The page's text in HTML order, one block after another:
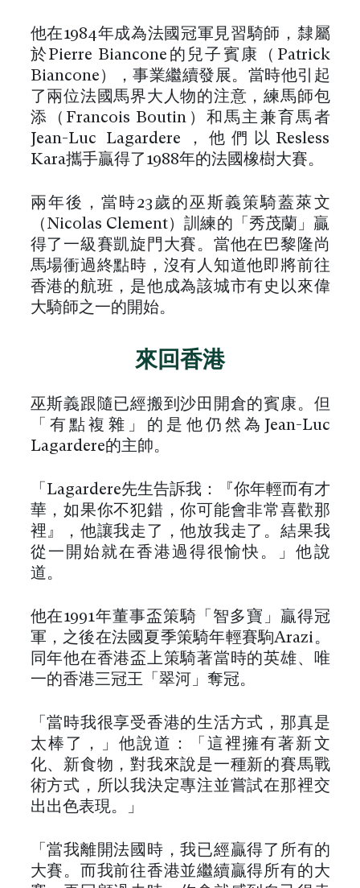
他在1984年成為法國冠軍見習騎師，隸屬
於Pierre Biancone的兒子賓康（Patrick
Biancone），事業繼續發展。當時他引起
了兩位法國馬界大人物的注意，練馬師包
添（Francois Boutin）和馬主兼育馬者
Jean-Luc Lagardere，他們以Resless
Kara攜手贏得了1988年的法國橡樹大賽。
兩年後，當時23歲的巫斯義策騎蓋萊文
（Nicolas Clement）訓練的「秀茂蘭」贏
得了一級賽凱旋門大賽。當他在巴黎隆尚
馬場衝過終點時，沒有人知道他即將前往
香港的航班，是他成為該城市有史以來偉
大騎師之一的開始。
來回香港
巫斯義跟隨已經搬到沙田開倉的賓康。但
「有點複雜」的是他仍然為Jean-Luc
Lagardere的主帥。
「Lagardere先生告訴我：『你年輕而有才
華，如果你不犯錯，你可能會非常喜歡那
裡』，他讓我走了，他放我走了。結果我
從一開始就在香港過得很愉快。」他說
道。
他在1991年董事盃策騎「智多寶」贏得冠
軍，之後在法國夏季策騎年輕賽駒Arazi。
同年他在香港盃上策騎著當時的英雄、唯
一的香港三冠王「翠河」奪冠。
「當時我很享受香港的生活方式，那真是
太棒了，」他說道：「這裡擁有著新文
化、新食物，對我來說是一種新的賽馬戰
術方式，所以我決定專注並嘗試在那裡交
出出色表現。」
「當我離開法國時，我已經贏得了所有的
大賽。而我前往香港並繼續贏得所有的大